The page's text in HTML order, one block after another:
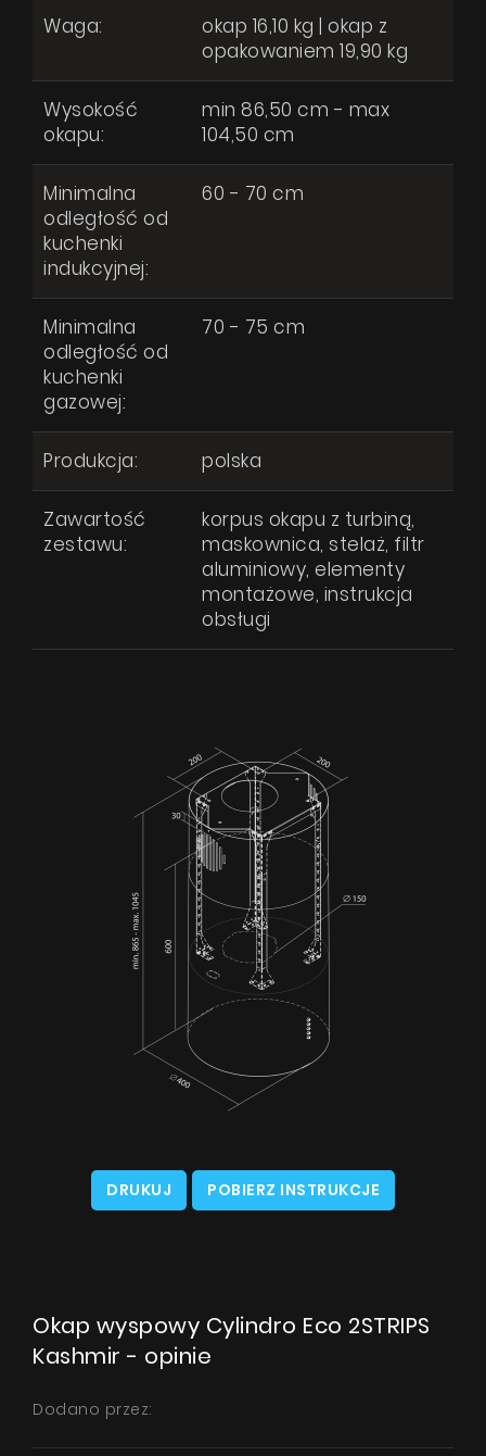
Waga:
okap 16,10 kg | okap z
opakowaniem 19,90 kg
Wysokość
okapu:
min 86,50 cm - max
104,50 cm
Minimalna
odległość od
kuchenki
indukcyjnej:
60 - 70 cm
Minimalna
odległość od
kuchenki
gazowej:
70 - 75 cm
Produkcja: polska
Zawartość
zestawu:
korpus okapu z turbiną,
maskownica, stelaż, filtr
aluminiowy, elementy
montażowe, instrukcja
obsługi
DRUKUJ POBIERZ INSTRUKCJE
Okap wyspowy Cylindro Eco 2STRIPS
Kashmir - opinie
Dodano przez: